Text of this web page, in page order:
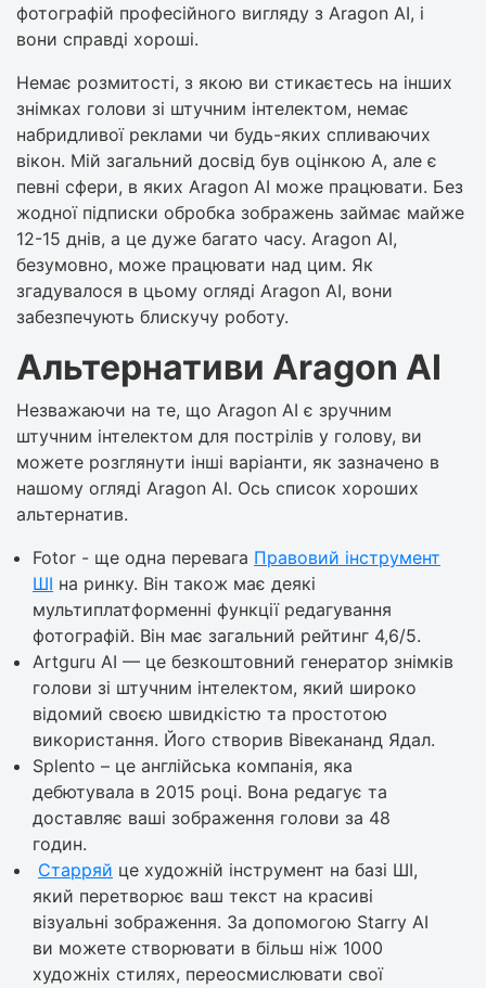
фотографій професійного вигляду з Aragon AI, і
вони справді хороші.
Немає розмитості, з якою ви стикаєтесь на інших
знімках голови зі штучним інтелектом, немає
набридливої ​​реклами чи будь-яких спливаючих
вікон. Мій загальний досвід був оцінкою A, але є
певні сфери, в яких Aragon AI може працювати. Без
жодної підписки обробка зображень займає майже
12-15 днів, а це дуже багато часу. Aragon AI,
безумовно, може працювати над цим. Як
згадувалося в цьому огляді Aragon AI, вони
забезпечують блискучу роботу.
Альтернативи Aragon AI
Незважаючи на те, що Aragon AI є зручним
штучним інтелектом для пострілів у голову, ви
можете розглянути інші варіанти, як зазначено в
нашому огляді Aragon AI. Ось список хороших
альтернатив.
Fotor - ще одна перевага Правовий інструмент
ШІ на ринку. Він також має деякі
мультиплатформенні функції редагування
фотографій. Він має загальний рейтинг 4,6/5.
Artguru AI — це безкоштовний генератор знімків
голови зі штучним інтелектом, який широко
відомий своєю швидкістю та простотою
використання. Його створив Вівекананд Ядал.
Splento – це англійська компанія, яка
дебютувала в 2015 році. Вона редагує та
доставляє ваші зображення голови за 48
годин.
Старряй це художній інструмент на базі ШІ,
який перетворює ваш текст на красиві
візуальні зображення. За допомогою Starry AI
ви можете створювати в більш ніж 1000
художніх стилях, переосмислювати свої